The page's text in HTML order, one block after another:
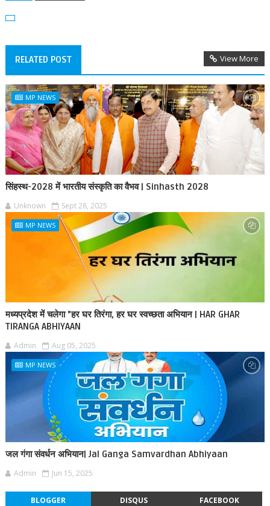
RELATED POST View More
MP NEWS
सिंहस्थ-2028 में भारतीय संस्कृति का वैभव | Sinhasth 2028
Unknown Sept 28, 2025
MP NEWS
मध्यप्रदेश में चलेगा "हर घर तिरंगा, हर घर स्वच्छता अभियान | HAR GHAR
TIRANGA ABHIYAAN
Admin Aug 05, 2025
MP NEWS
जल गंगा संवर्धन अभियान| Jal Ganga Samvardhan Abhiyaan
Admin Jun 15, 2025
BLOGGER DISQUS FACEBOOK